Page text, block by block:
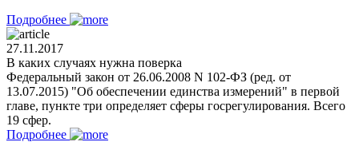
Подробнее
27.11.2017
В каких случаях нужна поверка
Федеральный закон от 26.06.2008 N 102-ФЗ (ред. от
13.07.2015) "Об обеспечении единства измерений" в первой
главе, пункте три определяет сферы госрегулирования. Всего
19 сфер.
Подробнее